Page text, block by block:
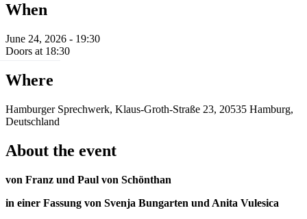
When
June 24, 2026 - 19:30
Doors at 18:30
Where
Hamburger Sprechwerk, Klaus-Groth-Straße 23, 20535 Hamburg,
Deutschland
About the event
von Franz und Paul von Schönthan
in einer Fassung von Svenja Bungarten und Anita Vulesica